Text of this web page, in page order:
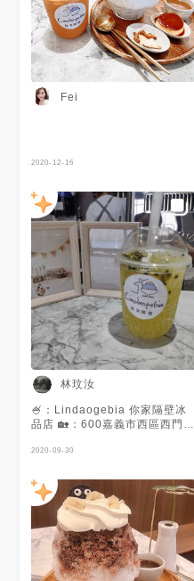
Fei
2020-12-16
林玟汝
🍧：Lindaogebia 你家隔壁冰
品店 🏡：600嘉義市西區西門街
19:00星期一休息星期二12:00–
四12:00–19:00星期五12:00–
19:00星期六12:00–19:00
📞：0906 384 402
2020-09-30